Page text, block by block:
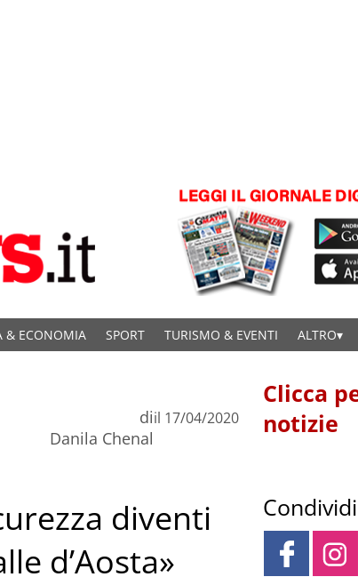
& ECONOMIA SPORT TURISMO & EVENTI ALTRO
di
Danila Chenal
il 17/04/2020
diventi
d’Aosta»
Clicca
notizie
Condividi